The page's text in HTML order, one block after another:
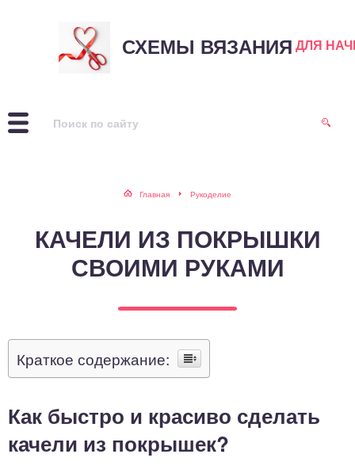
СХЕМЫ ВЯЗАНИЯ ДЛЯ
Главная Рукоделие
КАЧЕЛИ ИЗ ПОКРЫШКИ
СВОИМИ РУКАМИ
Краткое содержание:
Как быстро и красиво сделать
качели из покрышек?